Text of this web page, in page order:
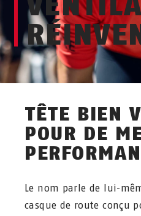
TÊTE BIEN
POUR DE
Le nom parle de lui-
casque de route conçu